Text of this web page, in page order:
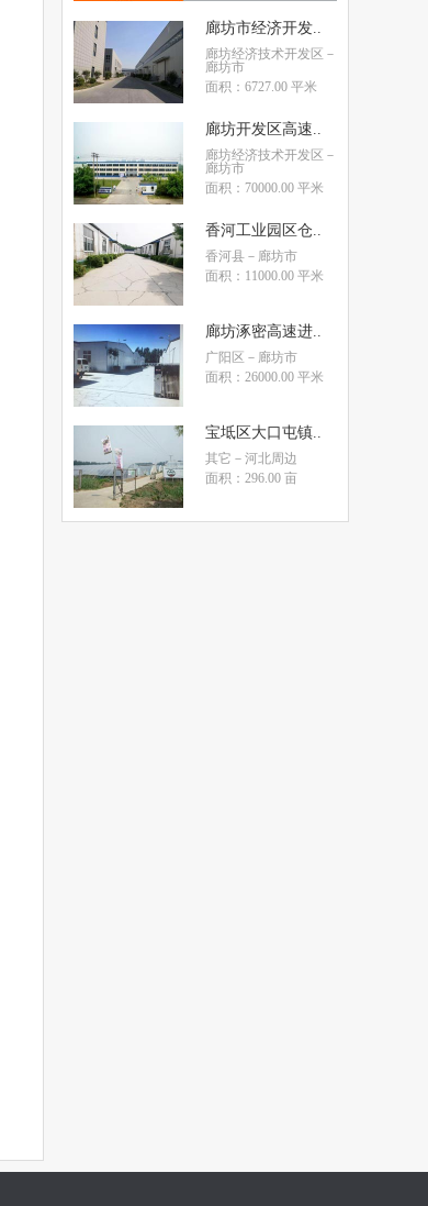
廊坊市经济开发..
廊坊经济技术开发区 －
廊坊市
面积：6727.00 平米
廊坊开发区高速..
廊坊经济技术开发区 －
廊坊市
面积：70000.00 平米
香河工业园区仓..
香河县 －廊坊市
面积：11000.00 平米
廊坊涿密高速进..
广阳区 －廊坊市
面积：26000.00 平米
宝坻区大口屯镇..
其它 －河北周边
面积：296.00 亩